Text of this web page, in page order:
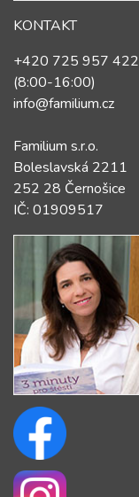
KONTAKT
+420 725 957 422
(8:00-16:00)
info@familium.cz
Familium s.r.o.
Boleslavská 2211
252 28 Černošice
IČ: 01909517